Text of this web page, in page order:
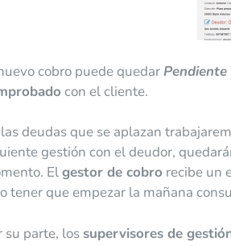
cobro puede quedar Pendiente
con el cliente.
deudas que se aplazan
gestión con el deudor,
Elgestor de cobro recibe un
tener que empezar la mañana
su parte, lossupervisores de